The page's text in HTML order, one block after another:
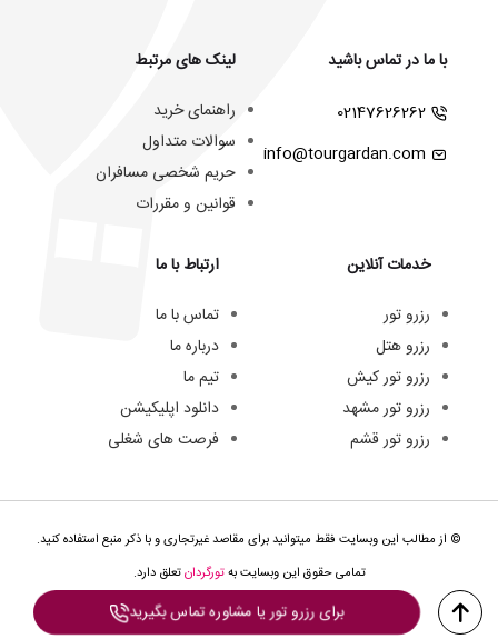
برای رزرو تور یا مشاوره تماس بگیرید
با ما در تماس باشید
02147626262
info@tourgardan.com
خدمات آنلاین
رزرو تور
رزرو هتل
رزرو تور کیش
رزرو تور مشهد
رزرو تور قشم
لینک های مرتبط
راهنمای خرید
سوالات متداول
حریم شخصی مسافران
قوانین و مقررات
ارتباط با ما
تماس با ما
درباره ما
تیم ما
دانلود اپلیکیشن
فرصت های شغلی
© از مطالب این وبسایت فقط میتوانید برای مقاصد غیرتجاری و با ذکر منبع استفاده کنید.
تمامی حقوق این وبسایت بهتورگردانتعلق دارد.